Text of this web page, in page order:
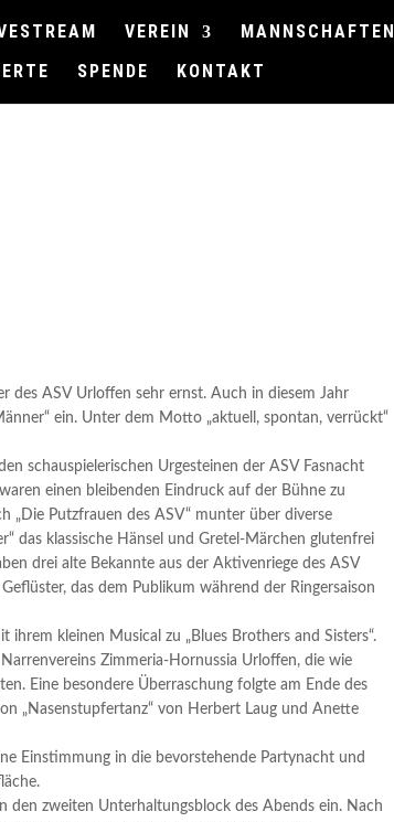
VEREIN MANNSCHAFTEN
SPENDE KONTAKT
des ASV Urloffen sehr ernst. Auch in diesem Jahr
ein. Unter dem Motto „aktuell, spontan, verrückt“
schauspielerischen Urgesteinen der ASV Fasnacht
einen bleibenden Eindruck auf der Bühne zu
„Die Putzfrauen des ASV“ munter über diverse
das klassische Hänsel und Gretel-Märchen glutenfrei
drei alte Bekannte aus der Aktivenriege des ASV
das dem Publikum während der Ringersaison
kleinen Musical zu „Blues Brothers and Sisters“.
Zimmeria-Hornussia Urloffen, die wie
Eine besondere Überraschung folgte am Ende des
„Nasenstupfertanz“ von Herbert Laug und Anette
Einstimmung in die bevorstehende Partynacht und
den zweiten Unterhaltungsblock des Abends ein. Nach